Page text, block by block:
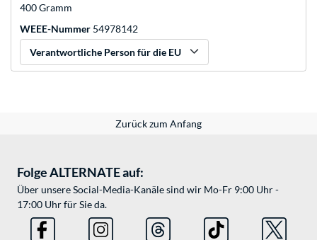
400 Gramm
WEEE-Nummer 54978142
Verantwortliche Person für die EU
Zurück zum Anfang
Folge ALTERNATE auf:
Über unsere Social-Media-Kanäle sind wir Mo-Fr 9:00 Uhr -
17:00 Uhr für Sie da.